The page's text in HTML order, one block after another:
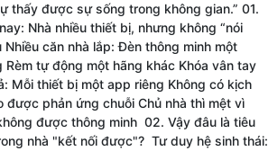
rình rập trong mỗi ngôi nhà, đặc biệt vào
như hiện nay, chỉ cần một sự cố điện nhỏ,
các vật liệu dễ cháy, đều có thể dẫn đến
Nhằm nâng cao an toàn, bảo vệ mái
Việt Nam đã phát triển sản phẩmCảm biến
kế nhỏ gọn, phát hiện khói nhanh nhạy,
cảnh báo đa phương thức.
thấy được sự sống trong không gian.” 01.
Nhà nhiều thiết bị, nhưng không “nói
căn nhà lắp: Đèn thông minh một
Rèm tự động một hãng khác Khóa vân tay
Mỗi thiết bị một app riêng Không có kịch
được phản ứng chuỗi Chủ nhà thì mệt vì
được thông minh 02. Vậy đâu là tiêu
nhà "kết nối được"? Tư duy hệ sinh thái: